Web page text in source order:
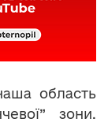
область
зони.